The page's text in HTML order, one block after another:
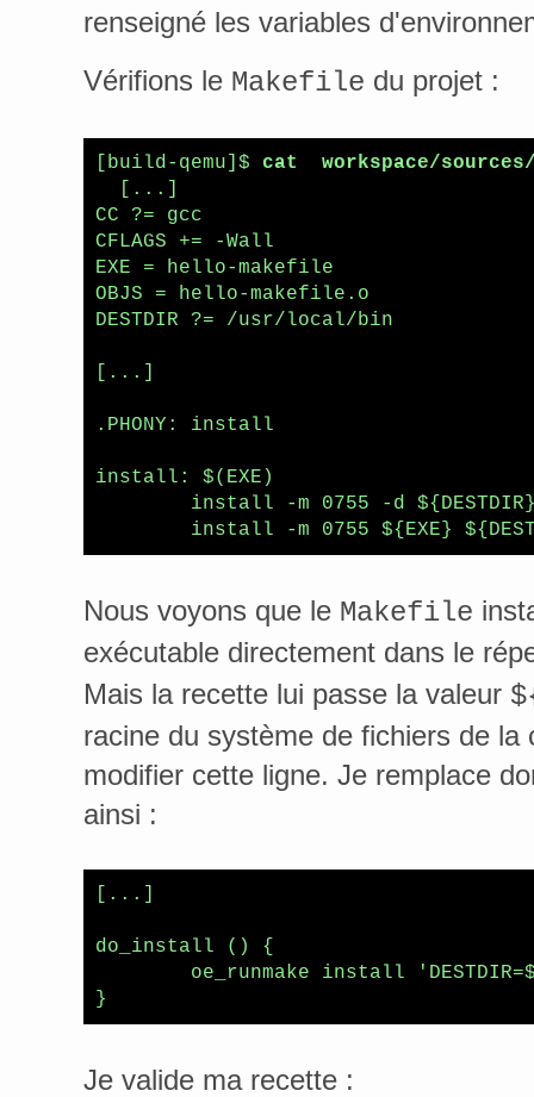
renseigné les variables
Vérifions le Makefile du projet :
[build-qemu]$ cat  workspace/
  [...]
CC ?= gcc
CFLAGS += -Wall
EXE = hello-makefile
OBJS = hello-makefile.o
DESTDIR ?= /usr/local/bin
[...]
.PHONY: install
install: $(EXE)
install -m 0755 ${EXE}
Nous voyons que le Makefile
exécutable directement dans le
Mais la recette lui passe la valeur
racine du système de fichiers de la
modifier cette ligne. Je remplace
ainsi :
[...]
do_install () {
oe_runmake install
}
Je valide ma recette :